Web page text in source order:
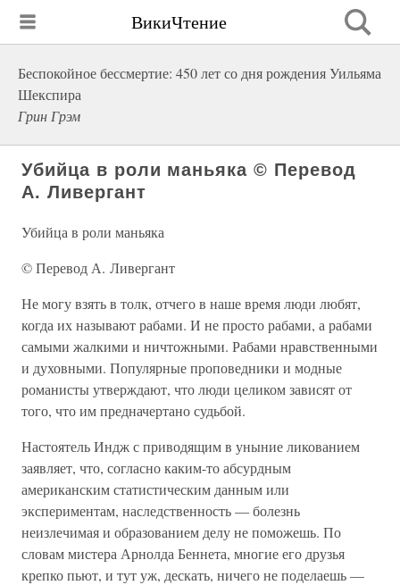
ВикиЧтение
Беспокойное бессмертие: 450 лет со дня рождения Уильяма
Шекспира
Грин Грэм
Убийца в роли маньяка © Перевод
А. Ливергант
Убийца в роли маньяка
© Перевод А. Ливергант
Не могу взять в толк, отчего в наше время люди любят,
когда их называют рабами. И не просто рабами, а рабами
самыми жалкими и ничтожными. Рабами нравственными
и духовными. Популярные проповедники и модные
романисты утверждают, что люди целиком зависят от
того, что им предначертано судьбой.
Настоятель Индж с приводящим в уныние ликованием
заявляет, что, согласно каким-то абсурдным
американским статистическим данным или
экспериментам, наследственность — болезнь
неизлечимая и образованием делу не поможешь. По
словам мистера Арнолда Беннета, многие его друзья
крепко пьют, и тут уж, дескать, ничего не поделаешь —